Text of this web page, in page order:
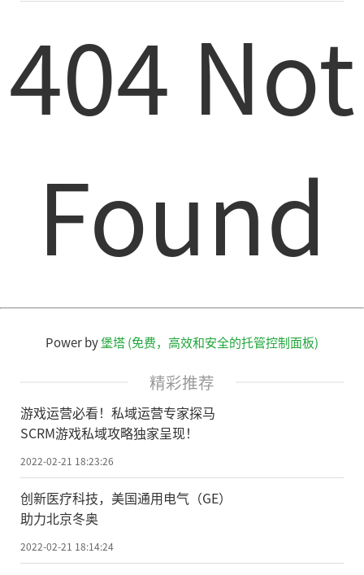
404 Not
Found
Power by堡塔 (免费，高效和安全的托管控制面板)
精彩推荐
游戏运营必看！私域运营专家探马
SCRM游戏私域攻略独家呈现！
2022-02-21 18:23:26
创新医疗科技，美国通用电气（GE）
助力北京冬奥
2022-02-21 18:14:24